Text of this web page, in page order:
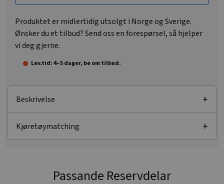
Produktet er midlertidig utsolgt i Norge og Sverige.
Ønsker du et tilbud? Send oss en forespørsel, så hjelper
vi deg gjerne.
Lev.tid: 4–5 dager, be om tilbud.
Beskrivelse
Kjøretøymatching
Passande Reservdelar